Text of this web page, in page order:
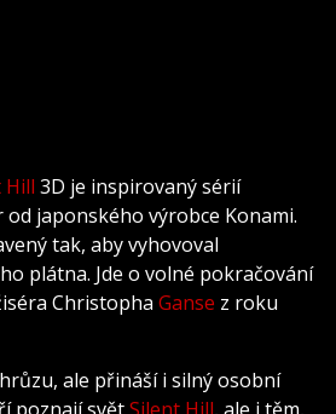
Hill 3D je inspirovaný sérií
japonského výrobce Konami.
tak, aby vyhovoval
plátna. Jde o volné pokračování
Christopha Ganse z roku
ale přináší i silný osobní